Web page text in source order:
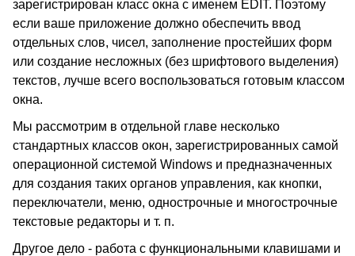
зарегистрирован класс окна с именем EDIT. Поэтому
если ваше приложение должно обеспечить ввод
отдельных слов, чисел, заполнение простейших форм
или создание несложных (без шрифтового выделения)
текстов, лучше всего воспользоваться готовым классом
окна.
Мы рассмотрим в отдельной главе несколько
стандартных классов окон, зарегистрированных самой
операционной системой Windows и предназначенных
для создания таких органов управления, как кнопки,
переключатели, меню, однострочные и многострочные
текстовые редакторы и т. п.
Другое дело - работа с функциональными клавишами и